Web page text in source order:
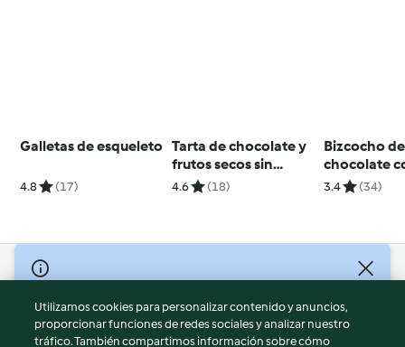
Galletas de esqueleto
4.8 (17)
Tarta de chocolate y
frutos secos sin
gluten
4.6 (18)
Bizcocho de
chocolate
3.4 (34)
© Copyright 2026
Términos de uso
Política de privacidad
Utilizamos cookies para personalizar contenido y anuncios,
proporcionar funciones de redes sociales y analizar nuestro
tráfico. También compartimos información sobre cómo